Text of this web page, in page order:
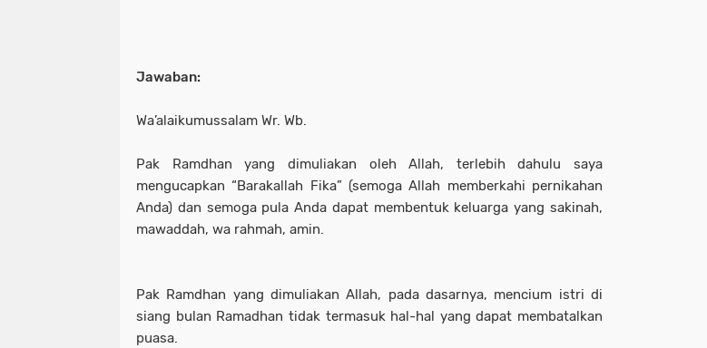
Jawaban:
Wa’alaikumussalam Wr. Wb.
Pak Ramdhan yang dimuliakan oleh Allah, terlebih dahulu saya
mengucapkan “Barakallah Fika” (semoga Allah memberkahi pernikahan
Anda) dan semoga pula Anda dapat membentuk keluarga yang sakinah,
mawaddah, wa rahmah, amin.
Pak Ramdhan yang dimuliakan Allah, pada dasarnya, mencium istri di
siang bulan Ramadhan tidak termasuk hal-hal yang dapat membatalkan
puasa.